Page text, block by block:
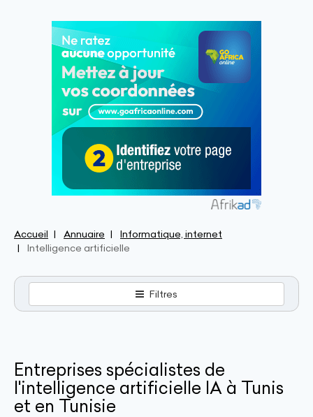
Accueil Annuaire
Informatique, internet
Intelligence artificielle
Filtres
Entreprises spécialistes de
l'intelligence artificielle IA à Tunis
et en Tunisie